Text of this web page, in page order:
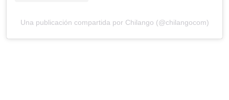
Una publicación compartida por Chilango (@chilangocom)